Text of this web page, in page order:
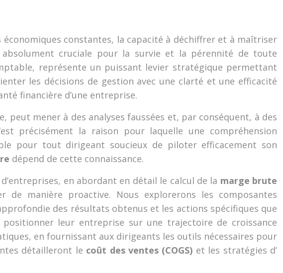
constantes, la capacité à déchiffrer et à maîtriser
absolument cruciale pour la survie et la pérennité de toute
représente un puissant levier stratégique permettant
les décisions de gestion avec une clarté et une efficacité
financière d’une entreprise.
mener à des analyses faussées et, par conséquent, à des
précisément la raison pour laquelle une compréhension
pour tout dirigeant soucieux de piloter efficacement son
dépend de cette connaissance.
en abordant en détail le calcul de la marge brute
manière proactive. Nous explorerons les composantes
des résultats obtenus et les actions spécifiques que
leur entreprise sur une trajectoire de croissance
en fournissant aux dirigeants les outils nécessaires pour
détailleront le coût des ventes (COGS) et les stratégies d’